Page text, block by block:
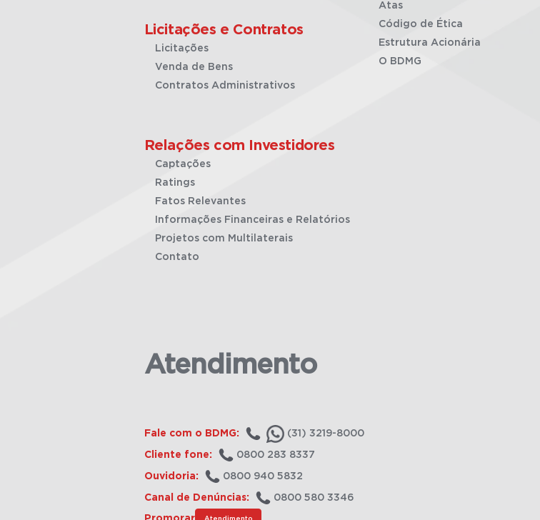
Licitações e Contratos
Licitações
Venda de Bens
Contratos Administrativos
Relações com Investidores
Captações
Ratings
Fatos Relevantes
Informações Financeiras e Relatórios
Projetos com Multilaterais
Contato
Atas
Código de Ética
Estrutura Acionária
O BDMG
Atendimento
Fale com o BDMG: (31) 3219-8000
Cliente fone: 0800 283 8337
Ouvidoria: 0800 940 5832
Canal de Denúncias: 0800 580 3346
Atendimento